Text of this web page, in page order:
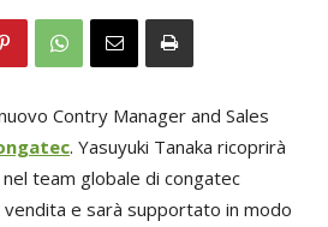
Contry Manager and Sales
. Yasuyuki Tanaka ricoprirà
team globale di congatec
e sarà supportato in modo